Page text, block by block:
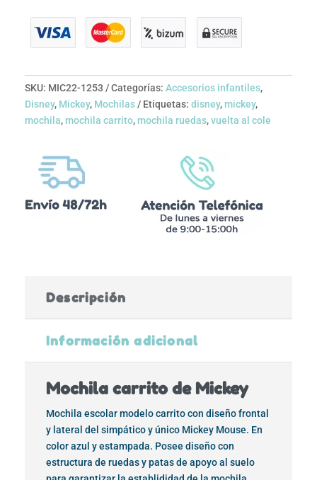
SKU: MIC22-1253 Categorías: Accesorios infantiles,
Disney, Mickey, Mochilas Etiquetas: disney, mickey,
mochila, mochila carrito, mochila ruedas,vuelta al cole
Descripción
Información adicional
Mochila carrito de Mickey
Mochila escolar modelo carrito con diseño frontal
y lateral del simpático y único Mickey Mouse. En
color azul y estampada. Posee diseño con
estructura de ruedas y patas de apoyo al suelo